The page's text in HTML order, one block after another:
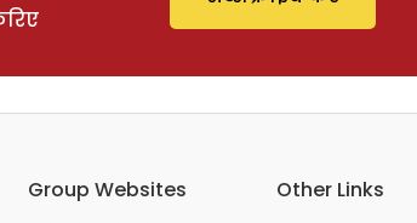
Group Websites
Other Links